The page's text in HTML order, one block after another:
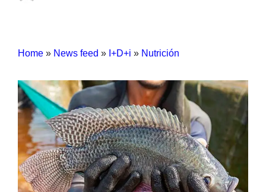
Home » News feed » I+D+i » Nutrición